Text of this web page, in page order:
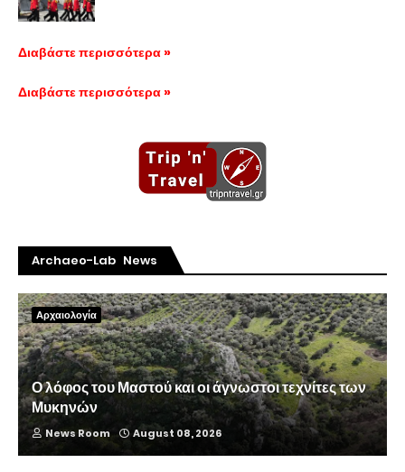
Διαβάστε περισσότερα »
Διαβάστε περισσότερα »
Archaeo-Lab News
Αρχαιολογία
Ο λόφος του Μαστού και οι άγνωστοι τεχνίτες των
Μυκηνών
News Room August 08, 2026